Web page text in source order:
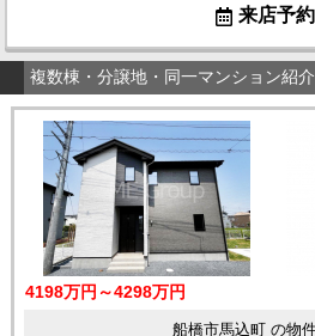
来店予約
複数棟・分譲地・同一マンション紹介
4198万円～4298万円
船橋市馬込町 の物